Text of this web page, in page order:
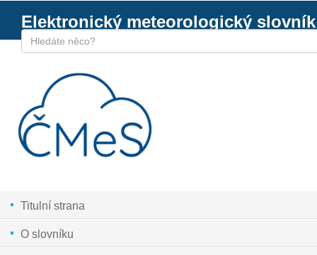
Elektronický meteorologický slovník
Titulní strana
O slovníku